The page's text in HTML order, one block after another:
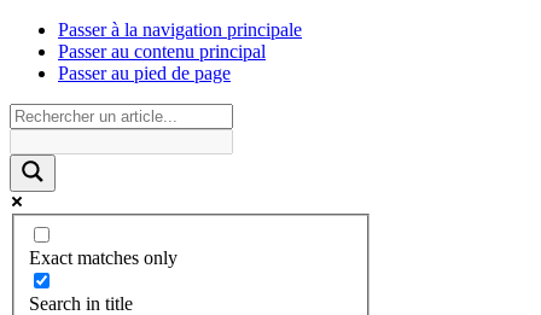
Passer à la navigation principale
Passer au contenu principal
Passer au pied de page
Exact matches only
Search in title